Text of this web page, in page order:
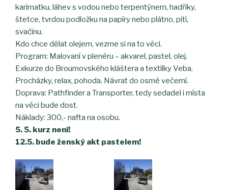
karimatku, láhev s vodou nebo terpentýnem, hadříky,
štetce, tvrdou podložku na papíry nebo plátno, pití,
svačinu.
Kdo chce dělat olejem, vezme si na to věci.
Program: Malovaní v plenéru – akvarel, pastel, olej.
Exkurze do Broumovského kláštera a textilky Veba.
Procházky, relax, pohoda. Návrat do osmé večerní.
Doprava: Pathfinder a Transporter, tedy sedadel i místa
na věci bude dost.
Náklady: 300,- nafta na osobu.
5. 5. kurz není!
12.5. bude ženský akt pastelem!